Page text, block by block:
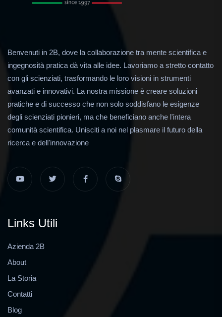
Benvenuti in 2B, dove la collaborazione tra mente scientifica e
ingegnosità pratica dà vita alle idee. Lavoriamo a stretto contatto
con gli scienziati, trasformando le loro visioni in strumenti
avanzati e innovativi. La nostra missione è creare soluzioni
pratiche e di successo che non solo soddisfano le esigenze
degli scienziati pionieri, ma che beneficiano anche l'intera
comunità scientifica. Unisciti a noi nel plasmare il futuro della
ricerca e dell'innovazione
Links Utili
Azienda 2B
About
La Storia
Contatti
Blog